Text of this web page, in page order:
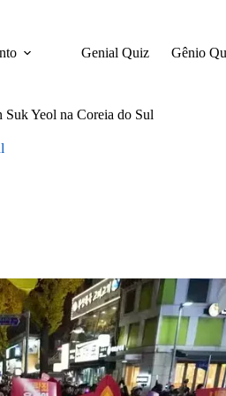
Genial Quiz Gênio
Suk Yeol na Coreia do Sul